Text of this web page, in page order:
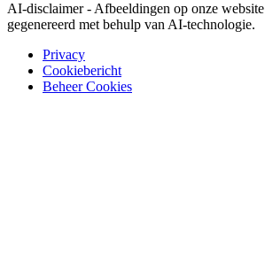
AI-disclaimer - Afbeeldingen op onze
gegenereerd met behulp van AI-technologie.
Privacy
Cookiebericht
Beheer Cookies